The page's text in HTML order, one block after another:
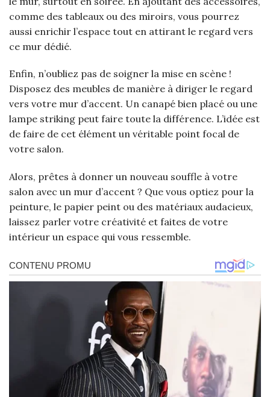
comme des tableaux ou des miroirs, vous pourrez
aussi enrichir l’espace tout en attirant le regard vers
ce mur dédié.
Enfin, n’oubliez pas de soigner la mise en scène !
Disposez des meubles de manière à diriger le regard
vers votre mur d’accent. Un canapé bien placé ou une
lampe striking peut faire toute la différence. L’idée est
de faire de cet élément un véritable point focal de
votre salon.
Alors, prêtes à donner un nouveau souffle à votre
salon avec un mur d’accent ? Que vous optiez pour la
peinture, le papier peint ou des matériaux audacieux,
laissez parler votre créativité et faites de votre
intérieur un espace qui vous ressemble.